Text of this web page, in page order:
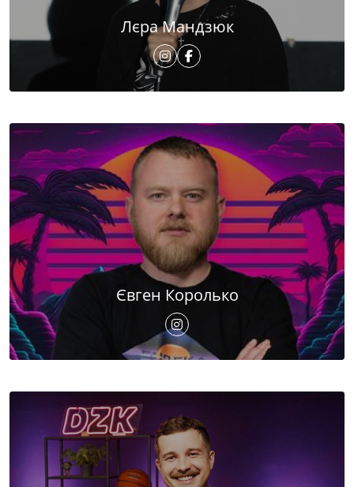
Лєра Мандзюк
Євген Королько